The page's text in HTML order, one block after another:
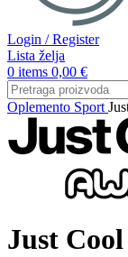
Login / Register
Lista želja
0 items 0,00 €
Oplemento Sport
Just